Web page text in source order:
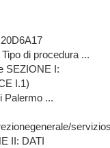
di procedura ...
SEZIONE I:
I.1)
Palermo ...
II: DATI